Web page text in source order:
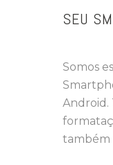
SEU
Somos
Android.
também